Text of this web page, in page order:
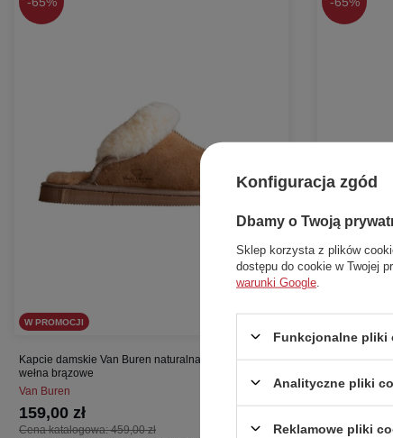
W PROMOCJI
Kapcie damskie Van Buren naturalna skóra owcza
wełna brązowe
Van Buren
Cena katalogowa:459,00 zł
159,00 zł
Van Buren
Cena
Konfiguracja zgód
Dbamy o Twoją
Sklep korzysta z plików
dostępu do cookie w Twojej
warunki Google
Funkcjonalne pliki
Analityczne pliki
Reklamowe pliki